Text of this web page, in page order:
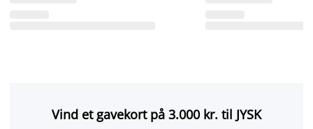
Vind et gavekort på 3.000 kr. til JYSK